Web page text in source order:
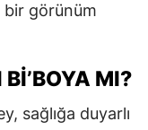
bir görünüm
MI?
sağlığa duyarlı